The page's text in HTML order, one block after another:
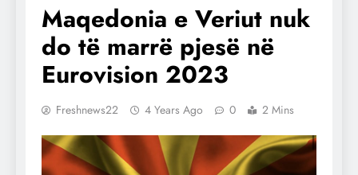
Maqedonia e Veriut nuk
do të marrë pjesë në
Eurovision 2023
Freshnews22 4 Years Ago 0 2 Mins